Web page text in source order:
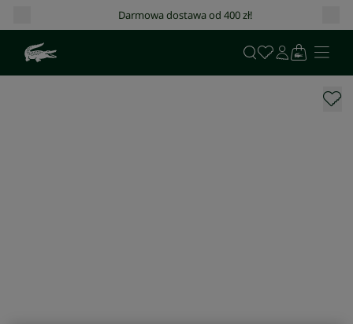
Darmowa dostawa od 400 zł!